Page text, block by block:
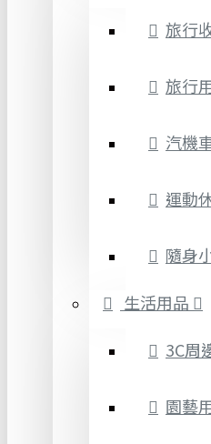
旅行
旅行
汽機
運動
隨身
生活用品
3C周
園藝